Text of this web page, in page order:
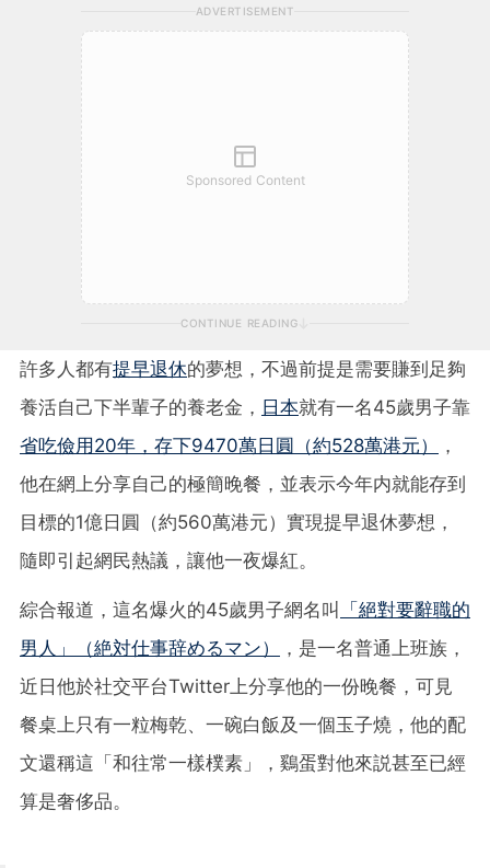
ADVERTISEMENT
Sponsored Content
CONTINUE READING
許多人都有提早退休的夢想，不過前提是需要賺到足夠
養活自己下半輩子的養老金， 日本就有一名45歲男子靠
省吃儉用20年，存下9470萬日圓（約528萬港元）
，
他在網上分享自己的極簡晚餐，並表示今年内就能存到
目標的1億日圓（約560萬港元）實現提早退休夢想，
隨即引起網民熱議，讓他一夜爆紅。
綜合報道，這名爆火的45歲男子網名叫
「絕對要辭職的
男人」（絶対仕事辞めるマン）
，是一名普通上班族，
近日他於社交平台Twitter上分享他的一份晚餐，可見
餐桌上只有一粒梅乾、一碗白飯及一個玉子燒，他的配
文還稱這「和往常一樣樸素」，鷄蛋對他來説甚至已經
算是奢侈品。